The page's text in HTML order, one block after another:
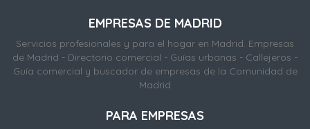
EMPRESAS DE MADRID
Servicios profesionales y para el hogar en Madrid. Empresas
de Madrid - Directorio comercial - Guías urbanas - Callejeros -
Guía comercial y buscador de empresas de la Comunidad de
Madrid
PARA EMPRESAS